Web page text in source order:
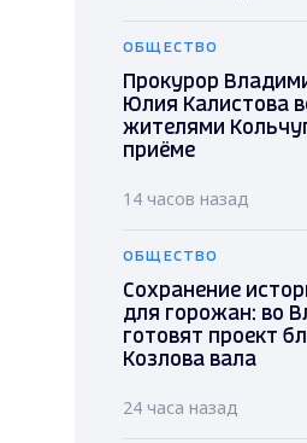
ОБЩЕСТВО
Прокурор
Юлия Калистова
жителями
приёме
14 часов назад
ОБЩЕСТВО
Сохранение
для горожан: во
готовят проект
Козлова вала
24 часа назад